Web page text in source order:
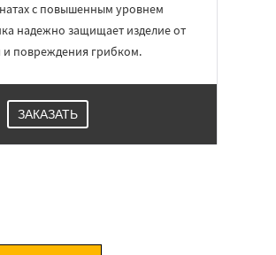
с повышенным уровнем
надежно защищает изделие от
и повреждения грибком.
ЗАКАЗАТЬ